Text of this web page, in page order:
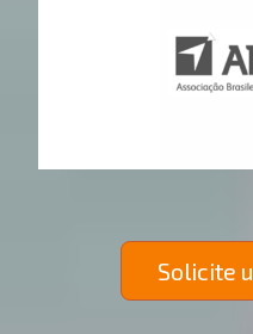
Solicite